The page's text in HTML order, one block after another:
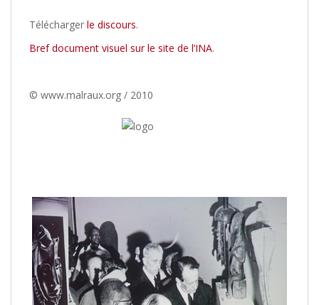
Télécharger le discours.
Bref document visuel sur le site de l’INA.
© www.malraux.org / 2010